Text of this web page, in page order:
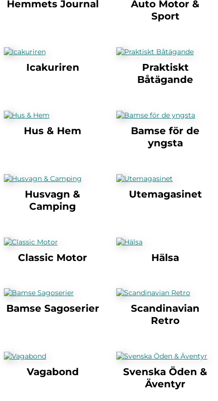
Hemmets Journal
Auto Motor &
Sport
Icakuriren
Praktiskt
Båtägande
Hus & Hem
Bamse för de
yngsta
Husvagn &
Camping
Utemagasinet
Classic Motor Hälsa
Bamse Sagoserier
Scandinavian
Retro
Vagabond
Svenska Öden &
Äventyr